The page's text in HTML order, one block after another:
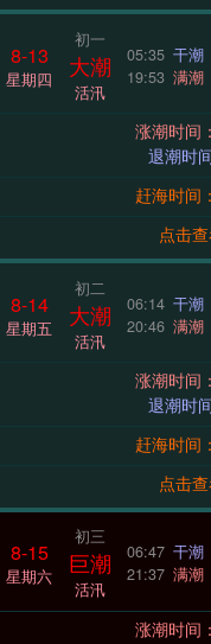
8-13
星期四
初一
大潮
活汛
05:35 干潮
19:53 满潮
赶海时间
点击
8-14
星期五
初二
大潮
活汛
06:14 干潮
20:46 满潮
赶海时间
点击
8-15
星期六
初三
巨潮
活汛
06:47 干潮
21:37 满潮